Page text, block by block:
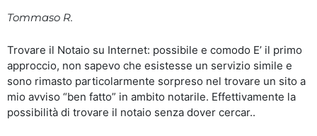
Tommaso R.
Trovare il Notaio su Internet: possibile e comodo E’ il primo
approccio, non sapevo che esistesse un servizio simile e
sono rimasto particolarmente sorpreso nel trovare un sito a
mio avviso “ben fatto” in ambito notarile. Effettivamente la
possibilità di trovare il notaio senza dover cercar..